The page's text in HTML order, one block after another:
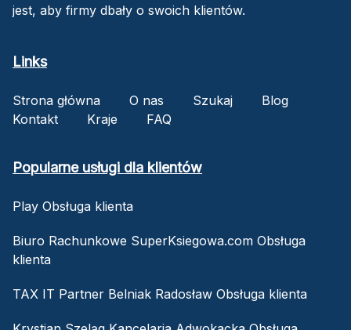
jest, aby firmy dbały o swoich klientów.
Links
Strona główna O nas Szukaj
Blog
Kontakt
Kraje FAQ
Popularne usługi dla klientów
Play Obsługa klienta
Biuro Rachunkowe SuperKsiegowa.com Obsługa
klienta
TAX IT Partner Belniak Radosław Obsługa klienta